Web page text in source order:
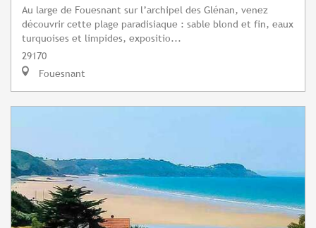
Au large de Fouesnant sur l’archipel des Glénan, venez
découvrir cette plage paradisiaque : sable blond et fin, eaux
turquoises et limpides, expositio...
29170
Fouesnant